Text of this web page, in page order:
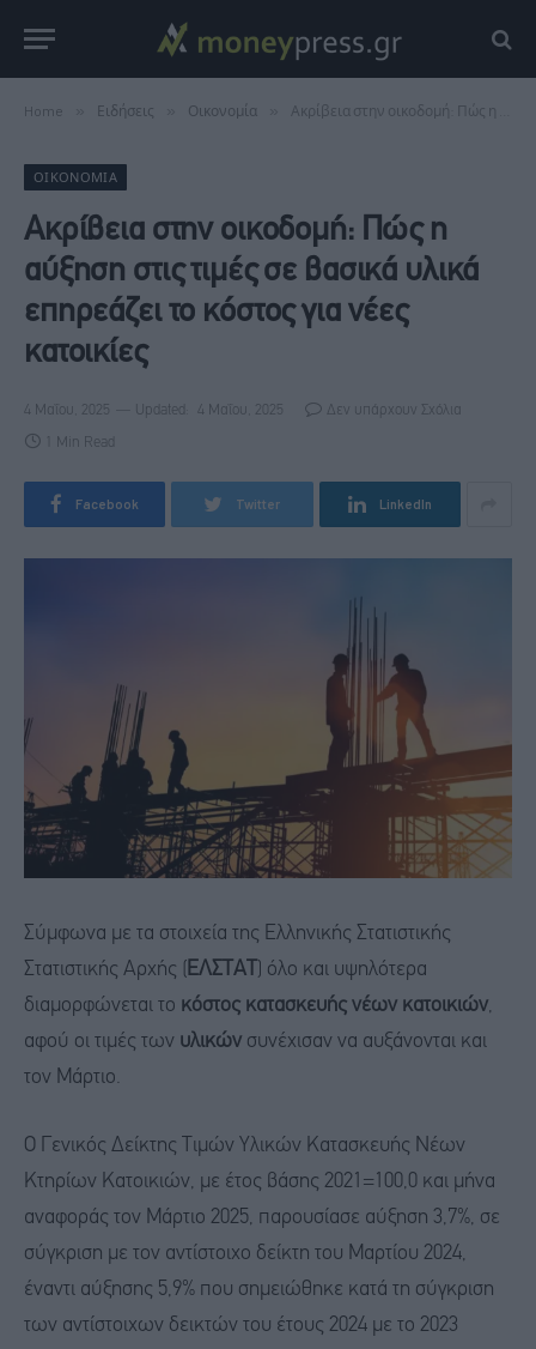
Home Ειδήσεις Οικονομία Ακρίβεια στην οικοδομή: Πώς η αύξηση στις τιμές σε βασικά υλικά επηρεάζει το κόστος για νέες κατοικίες
ΟΙΚΟΝΟΜΊΑ
Ακρίβεια στην οικοδομή: Πώς η
αύξηση στις τιμές σε βασικά υλικά
επηρεάζει το κόστος για νέες
κατοικίες
4 Μαΐου, 2025 Updated: 4 Μαΐου, 2025 Δεν υπάρχουν Σχόλια
1 Min Read
Facebook Twitter LinkedIn
Σύμφωνα με τα στοιχεία της Ελληνικής Στατιστικής
Στατιστικής Αρχής (
ΕΛΣΤΑΤ
) όλο και υψηλότερα
διαμορφώνεται το κόστος κατασκευής νέων κατοικιών,
αφού οι τιμές των υλικών συνέχισαν να αυξάνονται και
τον Μάρτιο.
Ο Γενικός Δείκτης Τιμών Υλικών Κατασκευής Νέων
Κτηρίων Κατοικιών, με έτος βάσης 2021=100,0 και μήνα
αναφοράς τον Μάρτιο 2025, παρουσίασε αύξηση 3,7%, σε
σύγκριση με τον αντίστοιχο δείκτη του Μαρτίου 2024,
έναντι αύξησης 5,9% που σημειώθηκε κατά τη σύγκριση
των αντίστοιχων δεικτών του έτους 2024 με το 2023